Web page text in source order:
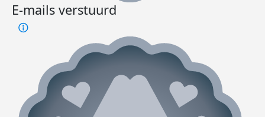
E-mails verstuurd